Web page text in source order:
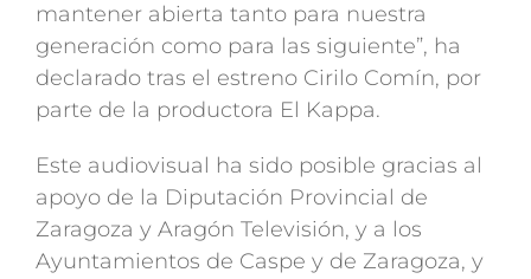
mantener abierta tanto para nuestra
generación como para las siguiente”, ha
declarado tras el estreno Cirilo Comín, por
parte de la productora El Kappa.
Este audiovisual ha sido posible gracias al
apoyo de la Diputación Provincial de
Zaragoza y Aragón Televisión, y a los
Ayuntamientos de Caspe y de Zaragoza, y